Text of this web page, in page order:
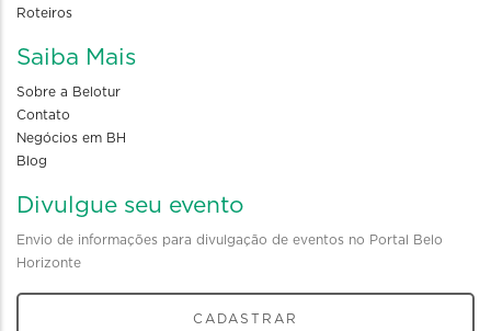
Roteiros
Saiba Mais
Sobre a Belotur
Contato
Negócios em BH
Blog
Divulgue seu evento
Envio de informações para divulgação de eventos no Portal Belo
Horizonte
CADASTRAR